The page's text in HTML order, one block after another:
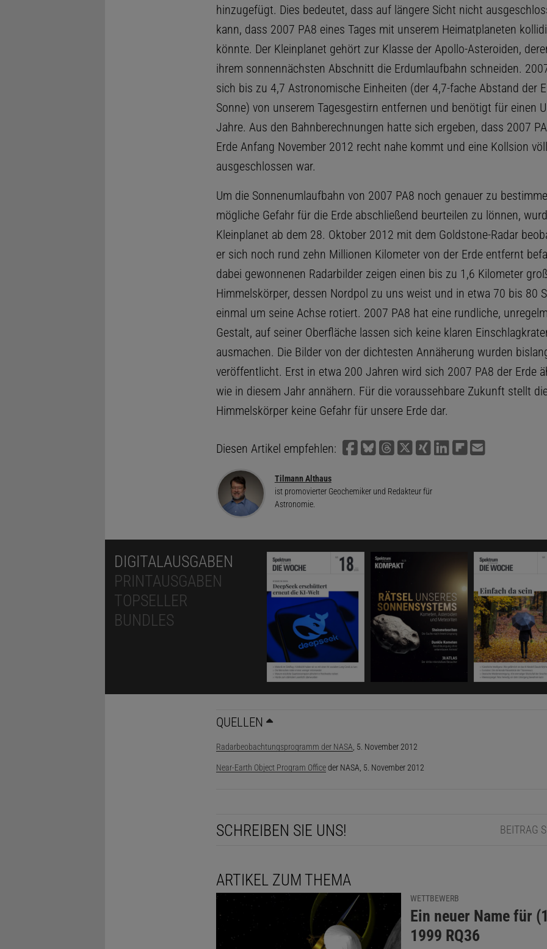
hinzugefügt. Dies bedeutet, dass auf längere Sicht nicht
kann, dass 2007 PA8 eines Tages mit unserem Heimatplaneten
könnte. Der Kleinplanet gehört zur Klasse der Apollo-Asteroiden,
ihrem sonnennächsten Abschnitt die Erdumlaufbahn schneiden.
sich bis zu 4,7 Astronomische Einheiten (der 4,7-fache Abstand der
Sonne) von unserem Tagesgestirn entfernen und benötigt für einen
Jahre. Aus den Bahnberechnungen hatte sich ergeben, dass 2007
Erde Anfang November 2012 recht nahe kommt und eine Kollsion
ausgeschlossen war.
Um die Sonnenumlaufbahn von 2007 PA8 noch genauer zu
mögliche Gefahr für die Erde abschließend beurteilen zu lönnen,
Kleinplanet ab dem 28. Oktober 2012 mit dem Goldstone-Radar
er sich noch rund zehn Millionen Kilometer von der Erde entfernt
dabei gewonnenen Radarbilder zeigen einen bis zu 1,6 Kilometer
Himmelskörper, dessen Nordpol zu uns weist und in etwa 70 bis 80
einmal um seine Achse rotiert. 2007 PA8 hat eine rundliche,
Gestalt, auf seiner Oberfläche lassen sich keine klaren
ausmachen. Die Bilder von der dichtesten Annäherung wurden
veröffentlicht. Erst in etwa 200 Jahren wird sich 2007 PA8 der Erde
wie in diesem Jahr annähern. Für die voraussehbare Zukunft stellt
Himmelskörper keine Gefahr für unsere Erde dar.
Diesen Artikel empfehlen:
Tilmann Althaus
ist promovierter Geochemiker und Redakteur für
Astronomie.
DIGITALAUSGABEN
PRINTAUSGABEN
TOPSELLER
BUNDLES
QUELLEN
Radarbeobachtungsprogramm der NASA , 5. November 2012
Near-Earth Object Program Officeder NASA, 5. November 2012
SCHREIBEN SIE UNS! BEITRAG
ARTIKEL ZUM THEMA
WETTBEWERB
:
Ein neuer Name für
1999 RQ36